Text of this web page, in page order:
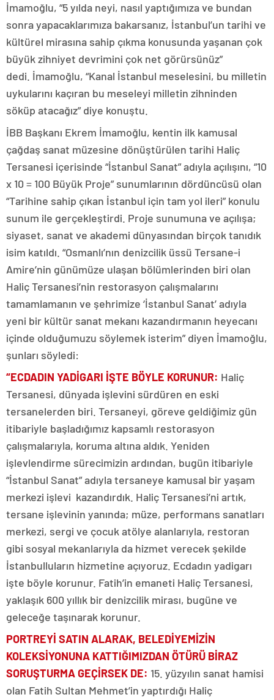
İmamoğlu, “5 yılda neyi, nasıl yaptığımıza ve bundan
sonra yapacaklarımıza bakarsanız, İstanbul’un tarihi ve
kültürel mirasına sahip çıkma konusunda yaşanan çok
büyük zihniyet devrimini çok net görürsünüz”
dedi. İmamoğlu, “Kanal İstanbul meselesini, bu milletin
uykularını kaçıran bu meseleyi milletin zihninden
söküp atacağız” diye konuştu.
İBB Başkanı Ekrem İmamoğlu, kentin ilk kamusal
çağdaş sanat müzesine dönüştürülen tarihi Haliç
Tersanesi içerisinde “İstanbul Sanat” adıyla açılışını, “10
x 10 = 100 Büyük Proje” sunumlarının dördüncüsü olan
“Tarihine sahip çıkan İstanbul için tam yol ileri” konulu
sunum ile gerçekleştirdi. Proje sunumuna ve açılışa;
siyaset, sanat ve akademi dünyasından birçok tanıdık
isim katıldı. “Osmanlı’nın denizcilik üssü Tersane-i
Amire’nin günümüze ulaşan bölümlerinden biri olan
Haliç Tersanesi’nin restorasyon çalışmalarını
tamamlamanın ve şehrimize ‘İstanbul Sanat’ adıyla
yeni bir kültür sanat mekanı kazandırmanın heyecanı
içinde olduğumuzu söylemek isterim” diyen İmamoğlu,
şunları söyledi:
“ECDADIN YADİGARI İŞTE BÖYLE KORUNUR: Haliç
Tersanesi, dünyada işlevini sürdüren en eski
tersanelerden biri. Tersaneyi, göreve geldiğimiz gün
itibariyle başladığımız kapsamlı restorasyon
çalışmalarıyla, koruma altına aldık. Yeniden
işlevlendirme sürecimizin ardından, bugün itibariyle
“İstanbul Sanat” adıyla tersaneye kamusal bir yaşam
merkezi işlevi kazandırdık. Haliç Tersanesi’ni artık,
tersane işlevinin yanında; müze, performans sanatları
merkezi, sergi ve çocuk atölye alanlarıyla, restoran
gibi sosyal mekanlarıyla da hizmet verecek şekilde
İstanbulluların hizmetine açıyoruz. Ecdadın yadigarı
işte böyle korunur. Fatih’in emaneti Haliç Tersanesi,
yaklaşık 600 yıllık bir denizcilik mirası, bugüne ve
geleceğe taşınarak korunur.
PORTREYİ SATIN ALARAK, BELEDİYEMİZİN
KOLEKSİYONUNA KATTIĞIMIZDAN ÖTÜRÜ BİRAZ
SORUŞTURMA GEÇİRSEK DE: 15. yüzyılın sanat hamisi
olan Fatih Sultan Mehmet’in yaptırdığı Haliç